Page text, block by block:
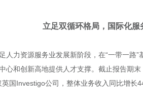
立足双循环格局，国际化服
人力资源服务业发展新阶段，在“一带一
心和创新高地提供人才支撑。截止报告期
国Investigo公司，整体业务收入同比增